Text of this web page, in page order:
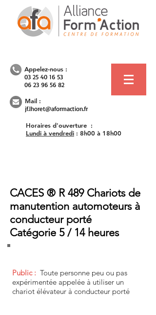
Appelez-nous :
03 25 40 16 53
06 23 96 56 82
Mail :
jf.lhoret@aformaction.fr
Horaires d'ouverture :
Lundi à vendredi : 8h00 à 18h00
CACES ® R 489 Chariots de
manutention automoteurs à
conducteur porté
Catégorie 5 / 14 heures
Public : Toute personne peu ou pas
expérimentée appelée à utiliser un
chariot élévateur à conducteur porté